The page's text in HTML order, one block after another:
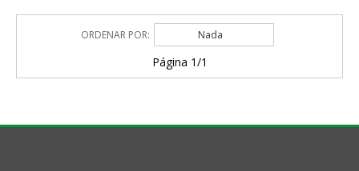
ORDENAR POR: Nada
Página 1/1